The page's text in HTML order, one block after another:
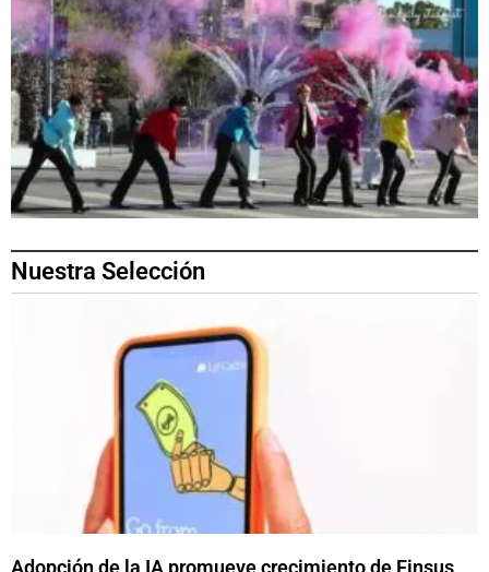
Nuestra Selección
Adopción de la IA promueve crecimiento de Finsus